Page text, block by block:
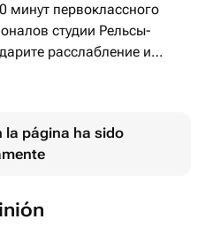
минут первоклассного
студии Рельсы-
расслабление и
la página ha sido